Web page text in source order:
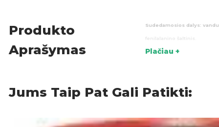
Produkto
Aprašymas
Sudedamosios dalys:
fenilalanino šaltinis.
Kilmės šalis: Nyderlandai.
Plačiau +
Jums Taip Pat Gali Patikti: